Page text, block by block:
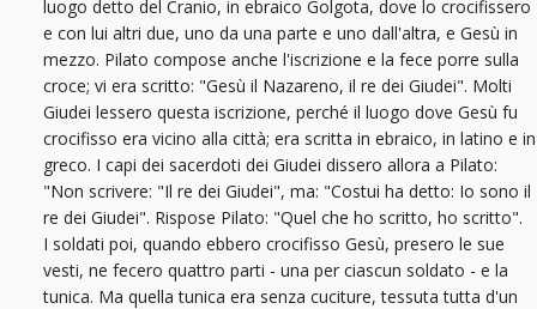
luogo detto del Cranio, in ebraico Golgota, dove lo crocifissero
e con lui altri due, uno da una parte e uno dall'altra, e Gesù in
mezzo. Pilato compose anche l'iscrizione e la fece porre sulla
croce; vi era scritto: "Gesù il Nazareno, il re dei Giudei". Molti
Giudei lessero questa iscrizione, perché il luogo dove Gesù fu
crocifisso era vicino alla città; era scritta in ebraico, in latino e in
greco. I capi dei sacerdoti dei Giudei dissero allora a Pilato:
"Non scrivere: "Il re dei Giudei", ma: "Costui ha detto: Io sono il
re dei Giudei". Rispose Pilato: "Quel che ho scritto, ho scritto".
I soldati poi, quando ebbero crocifisso Gesù, presero le sue
vesti, ne fecero quattro parti - una per ciascun soldato - e la
tunica. Ma quella tunica era senza cuciture, tessuta tutta d'un